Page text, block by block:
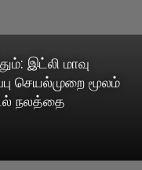
இட்லி மாவு
செயல்முறை மூலம்
நலத்தை